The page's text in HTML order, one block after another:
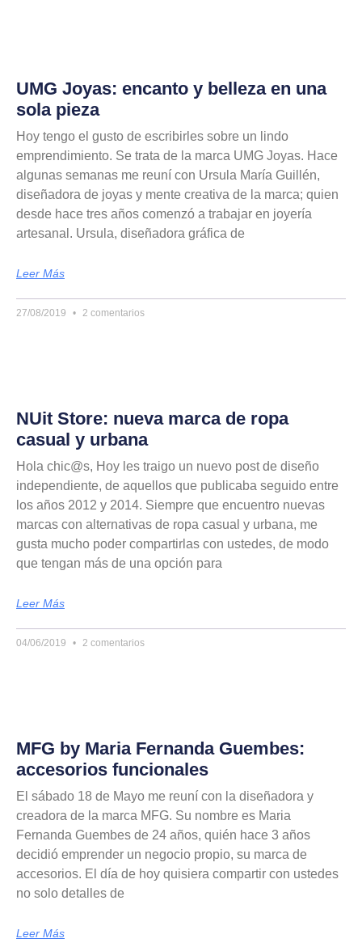
UMG Joyas: encanto y belleza en una
sola pieza
Hoy tengo el gusto de escribirles sobre un lindo
emprendimiento. Se trata de la marca UMG Joyas. Hace
algunas semanas me reuní con Ursula María Guillén,
diseñadora de joyas y mente creativa de la marca; quien
desde hace tres años comenzó a trabajar en joyería
artesanal. Ursula, diseñadora gráfica de
Leer Más
27/08/2019 2 comentarios
NUit Store: nueva marca de ropa
casual y urbana
Hola chic@s, Hoy les traigo un nuevo post de diseño
independiente, de aquellos que publicaba seguido entre
los años 2012 y 2014. Siempre que encuentro nuevas
marcas con alternativas de ropa casual y urbana, me
gusta mucho poder compartirlas con ustedes, de modo
que tengan más de una opción para
Leer Más
04/06/2019 2 comentarios
MFG by Maria Fernanda Guembes:
accesorios funcionales
El sábado 18 de Mayo me reuní con la diseñadora y
creadora de la marca MFG. Su nombre es Maria
Fernanda Guembes de 24 años, quién hace 3 años
decidió emprender un negocio propio, su marca de
accesorios. El día de hoy quisiera compartir con ustedes
no solo detalles de
Leer Más